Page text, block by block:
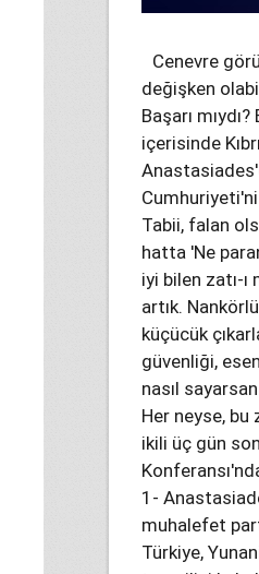
Cenevre
değişken
Başarı
içerisinde
Tabii, falan
hatta 'Ne
iyi bilen zatı-
artık.
küçücük
güvenliği,
nasıl
Her neyse,
ikili üç gün
1-
muhalefet
Türkiye,